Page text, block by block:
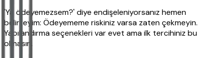
'Ya ödeyemezsem?' diye endişeleniyorsanız hemen
belirteyim: Ödeyememe riskiniz varsa zaten çekmeyin.
Yapılandırma seçenekleri var evet ama ilk tercihiniz bu
olmasın.